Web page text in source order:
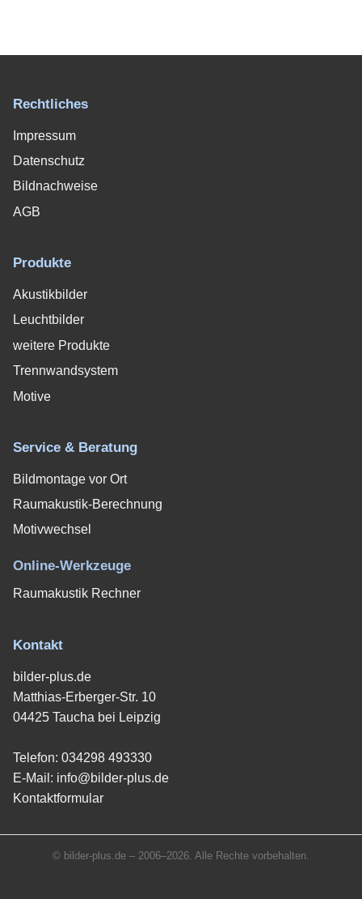
Rechtliches
Impressum
Datenschutz
Bildnachweise
AGB
Produkte
Akustikbilder
Leuchtbilder
weitere Produkte
Trennwandsystem
Motive
Service & Beratung
Bildmontage vor Ort
Raumakustik-Berechnung
Motivwechsel
Online-Werkzeuge
Raumakustik Rechner
Kontakt
bilder-plus.de
Matthias-Erberger-Str. 10
04425 Taucha bei Leipzig
Telefon: 034298 493330
E-Mail: info@bilder-plus.de
Kontaktformular
© bilder-plus.de – 2006–2026. Alle Rechte vorbehalten.